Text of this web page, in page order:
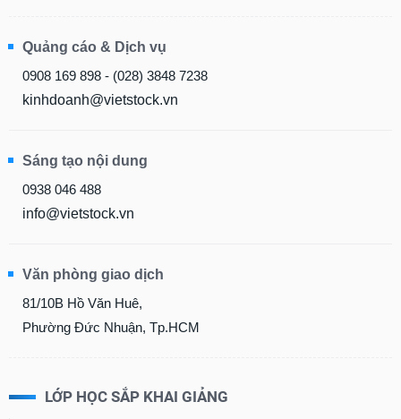
Quảng cáo & Dịch vụ
0908 169 898 - (028) 3848 7238
kinhdoanh@vietstock.vn
Sáng tạo nội dung
0938 046 488
info@vietstock.vn
Văn phòng giao dịch
81/10B Hồ Văn Huê,
Phường Đức Nhuận, Tp.HCM
LỚP HỌC SẮP KHAI GIẢNG
tạo
Sách
tài
cụ
đầu